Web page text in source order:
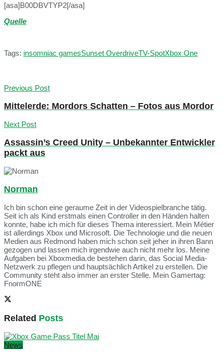
[asa]B00DBVTYP2[/asa]
Quelle
Tags: insomniac gamesSunset OverdriveTV-SpotXbox One
Previous Post
Mittelerde: Mordors Schatten – Fotos aus Mordor
Next Post
Assassin’s Creed Unity – Unbekannter Entwickler
packt aus
Norman
Ich bin schon eine geraume Zeit in der Videospielbranche tätig.
Seit ich als Kind erstmals einen Controller in den Händen halten
konnte, habe ich mich für dieses Thema interessiert. Mein Métier
ist allerdings Xbox und Microsoft. Die Technologie und die neuen
Medien aus Redmond haben mich schon seit jeher in ihren Bann
gezogen und lassen mich irgendwie auch nicht mehr los. Meine
Aufgaben bei Xboxmedia.de bestehen darin, das Social Media-
Netzwerk zu pflegen und hauptsächlich Artikel zu erstellen. Die
Community steht also immer an erster Stelle. Mein Gamertag:
FnormONE
Related Posts
News